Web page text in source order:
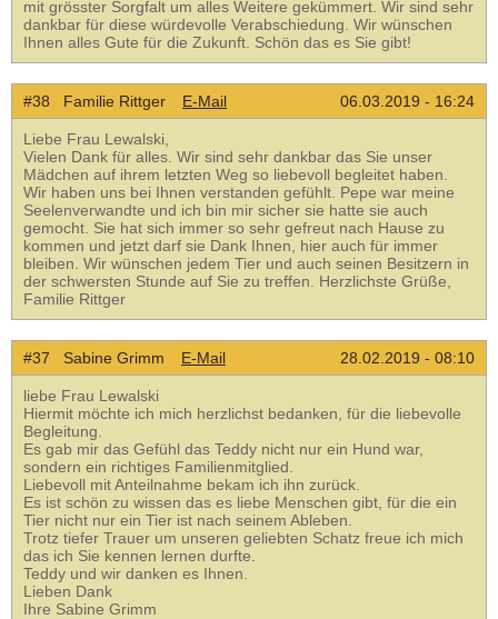
mit grösster Sorgfalt um alles Weitere gekümmert. Wir sind sehr
dankbar für diese würdevolle Verabschiedung. Wir wünschen
Ihnen alles Gute für die Zukunft. Schön das es Sie gibt!
#38 Familie Rittger E-Mail 06.03.2019 - 16:24
Liebe Frau Lewalski,
Vielen Dank für alles. Wir sind sehr dankbar das Sie unser
Mädchen auf ihrem letzten Weg so liebevoll begleitet haben.
Wir haben uns bei Ihnen verstanden gefühlt. Pepe war meine
Seelenverwandte und ich bin mir sicher sie hatte sie auch
gemocht. Sie hat sich immer so sehr gefreut nach Hause zu
kommen und jetzt darf sie Dank Ihnen, hier auch für immer
bleiben. Wir wünschen jedem Tier und auch seinen Besitzern in
der schwersten Stunde auf Sie zu treffen. Herzlichste Grüße,
Familie Rittger
#37 Sabine Grimm E-Mail 28.02.2019 - 08:10
liebe Frau Lewalski
Hiermit möchte ich mich herzlichst bedanken, für die liebevolle
Begleitung.
Es gab mir das Gefühl das Teddy nicht nur ein Hund war,
sondern ein richtiges Familienmitglied.
Liebevoll mit Anteilnahme bekam ich ihn zurück.
Es ist schön zu wissen das es liebe Menschen gibt, für die ein
Tier nicht nur ein Tier ist nach seinem Ableben.
Trotz tiefer Trauer um unseren geliebten Schatz freue ich mich
das ich Sie kennen lernen durfte.
Teddy und wir danken es Ihnen.
Lieben Dank
Ihre Sabine Grimm